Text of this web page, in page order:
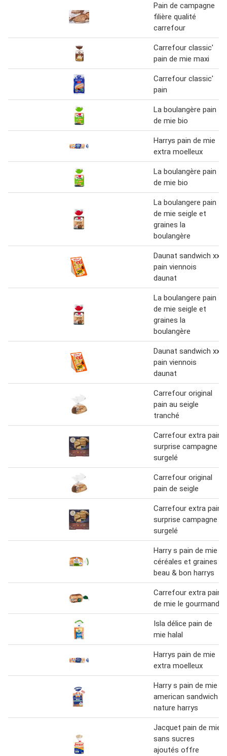
Pain de campagne
filière qualité
carrefour
Carrefour classic'
pain de mie maxi
Carrefour classic'
pain
La boulangère pain
de mie bio
Harrys pain de mie
extra moelleux
La boulangère pain
de mie bio
La boulangere pain
de mie seigle et
graines la
boulangère
Daunat sandwich xxl
pain viennois
daunat
La boulangere pain
de mie seigle et
graines la
boulangère
Daunat sandwich xxl
pain viennois
daunat
Carrefour original
pain au seigle
tranché
Carrefour extra pain
surprise campagne
surgelé
Carrefour original
pain de seigle
Carrefour extra pain
surprise campagne
surgelé
Harry s pain de mie
céréales et graines
beau & bon harrys
Carrefour extra pain
de mie le gourmand
Isla délice pain de
mie halal
Harrys pain de mie
extra moelleux
Harry s pain de mie
american sandwich
nature harrys
Jacquet pain de mie
sans sucres
ajoutés offre